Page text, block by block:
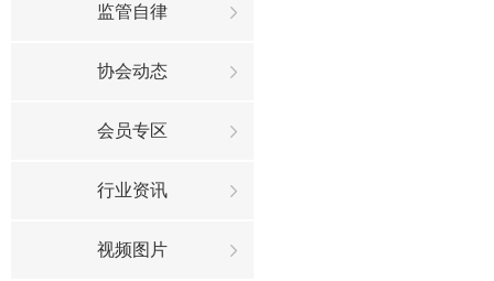
监管自律
协会动态
会员专区
行业资讯
视频图片